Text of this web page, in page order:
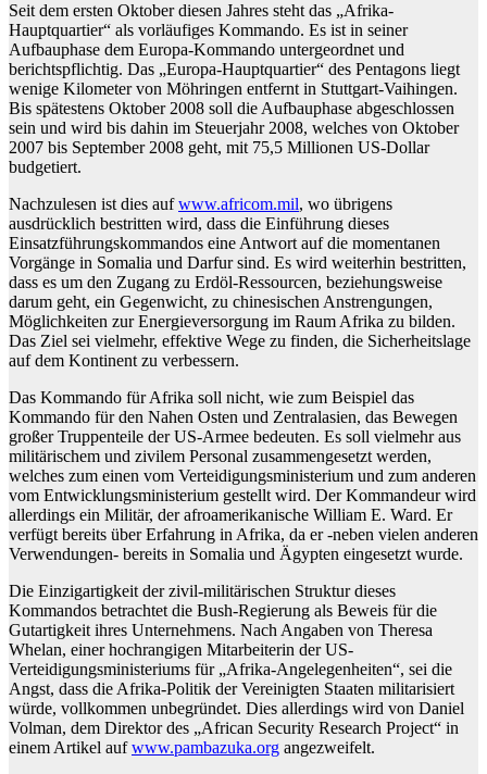
Seit dem ersten Oktober diesen Jahres steht das „Afrika-
Hauptquartier“ als vorläufiges Kommando. Es ist in seiner
Aufbauphase dem Europa-Kommando untergeordnet und
berichtspflichtig. Das „Europa-Hauptquartier“ des Pentagons liegt
wenige Kilometer von Möhringen entfernt in Stuttgart-Vaihingen.
Bis spätestens Oktober 2008 soll die Aufbauphase abgeschlossen
sein und wird bis dahin im Steuerjahr 2008, welches von Oktober
2007 bis September 2008 geht, mit 75,5 Millionen US-Dollar
budgetiert.
Nachzulesen ist dies aufwww.africom.mil, wo übrigens
ausdrücklich bestritten wird, dass die Einführung dieses
Einsatzführungskommandos eine Antwort auf die momentanen
Vorgänge in Somalia und Darfur sind. Es wird weiterhin bestritten,
dass es um den Zugang zu Erdöl-Ressourcen, beziehungsweise
darum geht, ein Gegenwicht, zu chinesischen Anstrengungen,
Möglichkeiten zur Energieversorgung im Raum Afrika zu bilden.
Das Ziel sei vielmehr, effektive Wege zu finden, die Sicherheitslage
auf dem Kontinent zu verbessern.
Das Kommando für Afrika soll nicht, wie zum Beispiel das
Kommando für den Nahen Osten und Zentralasien, das Bewegen
großer Truppenteile der US-Armee bedeuten. Es soll vielmehr aus
militärischem und zivilem Personal zusammengesetzt werden,
welches zum einen vom Verteidigungsministerium und zum anderen
vom Entwicklungsministerium gestellt wird. Der Kommandeur wird
allerdings ein Militär, der afroamerikanische William E. Ward. Er
verfügt bereits über Erfahrung in Afrika, da er -neben vielen anderen
Verwendungen- bereits in Somalia und Ägypten eingesetzt wurde.
Die Einzigartigkeit der zivil-militärischen Struktur dieses
Kommandos betrachtet die Bush-Regierung als Beweis für die
Gutartigkeit ihres Unternehmens. Nach Angaben von Theresa
Whelan, einer hochrangigen Mitarbeiterin der US-
Verteidigungsministeriums für „Afrika-Angelegenheiten“, sei die
Angst, dass die Afrika-Politik der Vereinigten Staaten militarisiert
würde, vollkommen unbegründet. Dies allerdings wird von Daniel
Volman, dem Direktor des „African Security Research Project“ in
einem Artikel aufwww.pambazuka.org angezweifelt.